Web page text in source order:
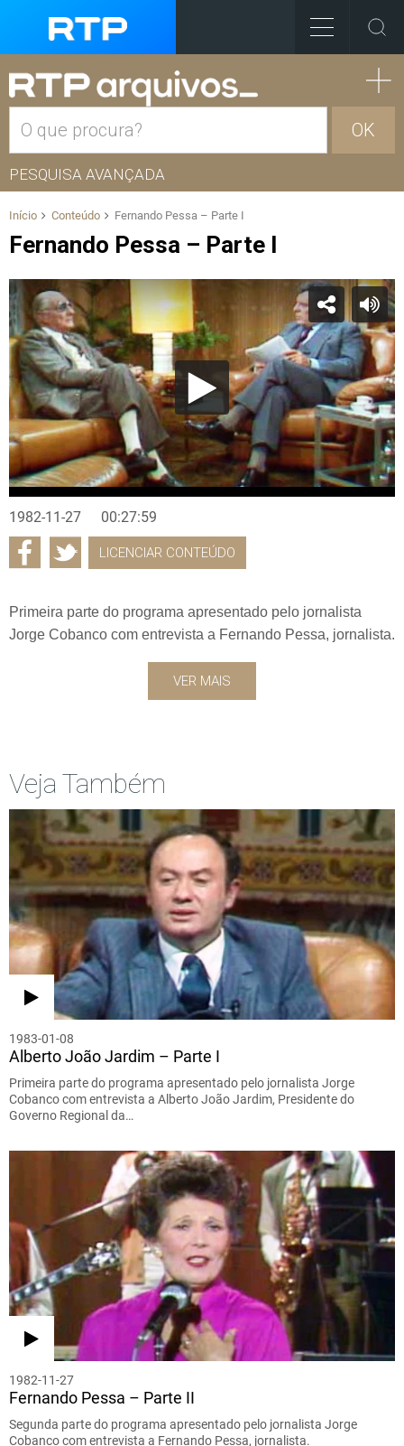
OK
PESQUISA AVANÇADA
Início Conteúdo Fernando Pessa – Parte I
Fernando Pessa – Parte I
1982-11-27 00:27:59
LICENCIAR CONTEÚDO
Primeira parte do programa apresentado pelo jornalista
Jorge Cobanco com entrevista a Fernando Pessa, jornalista.
VER MAIS
Veja Também
1983-01-08
Alberto João Jardim – Parte I
Primeira parte do programa apresentado pelo jornalista Jorge
Cobanco com entrevista a Alberto João Jardim, Presidente do
Governo Regional da…
1982-11-27
Fernando Pessa – Parte II
Segunda parte do programa apresentado pelo jornalista Jorge
Cobanco com entrevista a Fernando Pessa, jornalista.